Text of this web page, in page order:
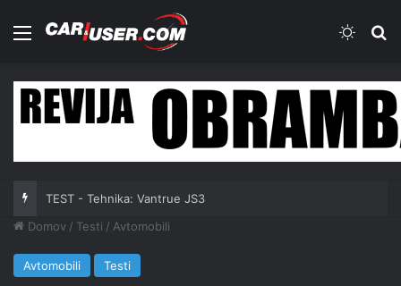
Meni
TEST - Tehnika: Vantrue JS3
Domov / Testi / Avtomobili
Avtomobili Testi